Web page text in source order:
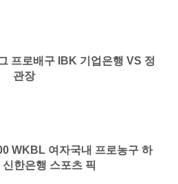
프로배구 IBK 기업은행 VS 정
관장
WKBL 여자국내 프로농구 하
한은행 스포츠 픽